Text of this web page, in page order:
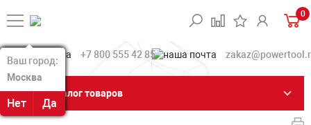
Ваш город:
Москва
Нет Да
Ваш город:
Москва
Нет Да
0
+7 800 555 42 85
Каталог товаров